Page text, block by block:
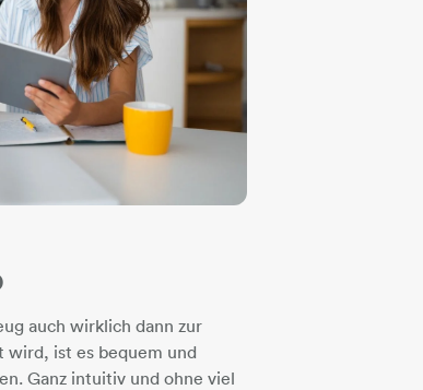
auch wirklich dann zur
ist es bequem und
Ganz intuitiv und ohne viel